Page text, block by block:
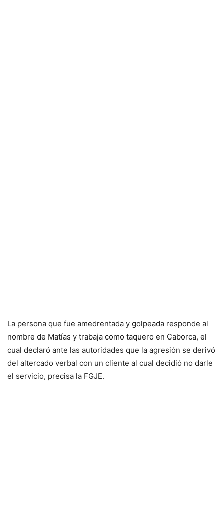
La persona que fue amedrentada y golpeada responde al
nombre de Matías y trabaja como taquero en Caborca, el
cual declaró ante las autoridades que la agresión se derivó
del altercado verbal con un cliente al cual decidió no darle
el servicio, precisa la FGJE.